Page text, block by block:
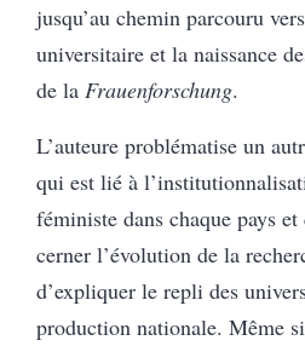
jusqu’au chemin parcouru
universitaire et la naissance
de la Frauenforschung.
L’auteure problématise un
qui est lié à
féministe dans chaque pays
cerner l’évolution de la
d’expliquer le repli des
production nationale. Même